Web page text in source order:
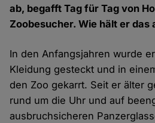
ab, begafft Tag für Tag von
Zoobesucher. Wie hält er das
In den Anfangsjahren wurde
Kleidung gesteckt und in
den Zoo gekarrt. Seit er älter
rund um die Uhr und auf
ausbruchsicheren